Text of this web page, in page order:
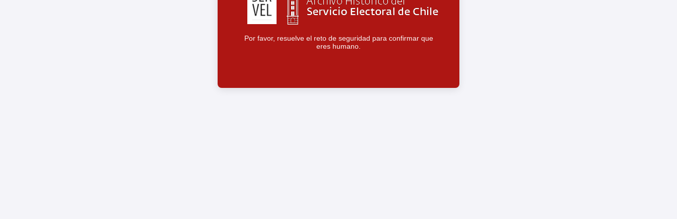
Por favor, resuelve el reto de seguridad para confirmar que
eres humano.